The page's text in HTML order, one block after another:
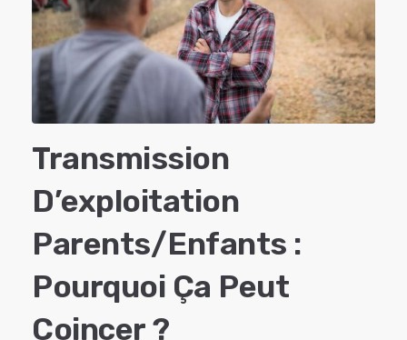
Transmission
D’exploitation
Parents/enfants :
Pourquoi Ça Peut
Coincer ?